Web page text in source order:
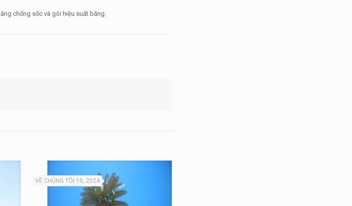
chống sốc và gói hiệu suất băng.
VỀ CHÚNG TÔI 10, 2024